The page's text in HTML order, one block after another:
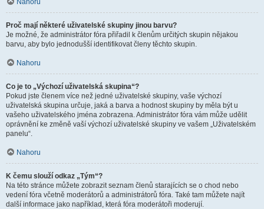
Nahoru
Proč mají některé uživatelské skupiny jinou barvu?
Je možné, že administrátor fóra přiřadil k členům určitých skupin nějakou
barvu, aby bylo jednodušší identifikovat členy těchto skupin.
Nahoru
Co je to „Výchozí uživatelská skupina“?
Pokud jste členem více než jedné uživatelské skupiny, vaše výchozí
uživatelská skupina určuje, jaká a barva a hodnost skupiny by měla být u
vašeho uživatelského jména zobrazena. Administrátor fóra vám může udělit
oprávnění ke změně vaší výchozí uživatelské skupiny ve vašem „Uživatelském
panelu“.
Nahoru
K čemu slouží odkaz „Tým“?
Na této stránce můžete zobrazit seznam členů starajících se o chod nebo
vedení fóra včetně moderátorů a administrátorů fóra. Také tam můžete najít
další informace jako například, která fóra moderátoři moderují.